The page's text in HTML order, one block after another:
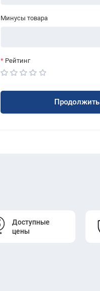
Минусы товара
Рейтинг
Продолжить
Доступные
цены